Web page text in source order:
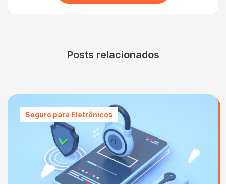
Posts relacionados
Seguro para Eletrônicos